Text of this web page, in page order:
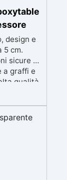
design e
5 cm.
sicure e
a graffi e
qualità
bolle